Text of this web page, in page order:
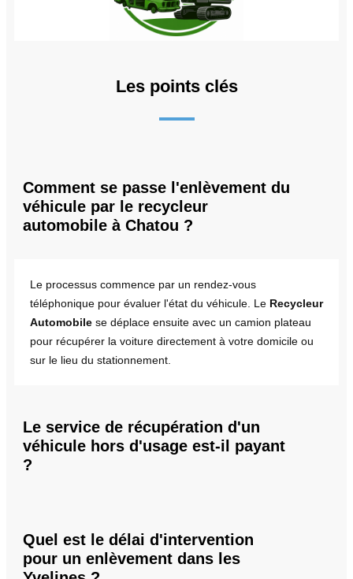
Les points clés
Comment se passe l'enlèvement du
véhicule par le recycleur
automobile à Chatou ?
Le processus commence par un rendez-vous
téléphonique pour évaluer l'état du véhicule. Le Recycleur
Automobile se déplace ensuite avec un camion plateau
pour récupérer la voiture directement à votre domicile ou
sur le lieu du stationnement.
Le service de récupération d'un
véhicule hors d'usage est-il payant
?
Quel est le délai d'intervention
pour un enlèvement dans les